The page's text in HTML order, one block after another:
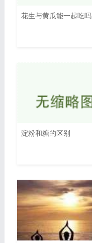
花生与黄瓜能一起吃吗
淀粉和糖的区别